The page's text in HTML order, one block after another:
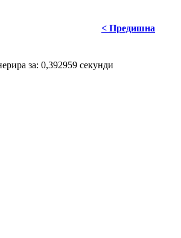
< Предишна
за: 0,392959 секунди